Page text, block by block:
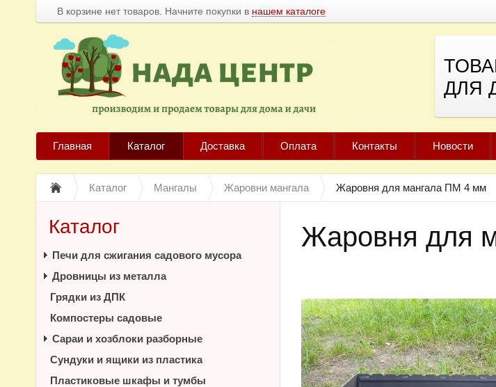
В корзине нет товаров. Начните покупки в нашем каталоге
ДЛЯ
Главная Каталог Доставка Оплата Контакты Новости
Каталог Мангалы Жаровни мангала Жаровня для мангала ПМ 4 мм
Жаровня для
Каталог
Печи для сжигания садового мусора
Дровницы из металла
Грядки из ДПК
Компостеры садовые
Сараи и хозблоки разборные
Сундуки и ящики из пластика
Пластиковые шкафы и тумбы